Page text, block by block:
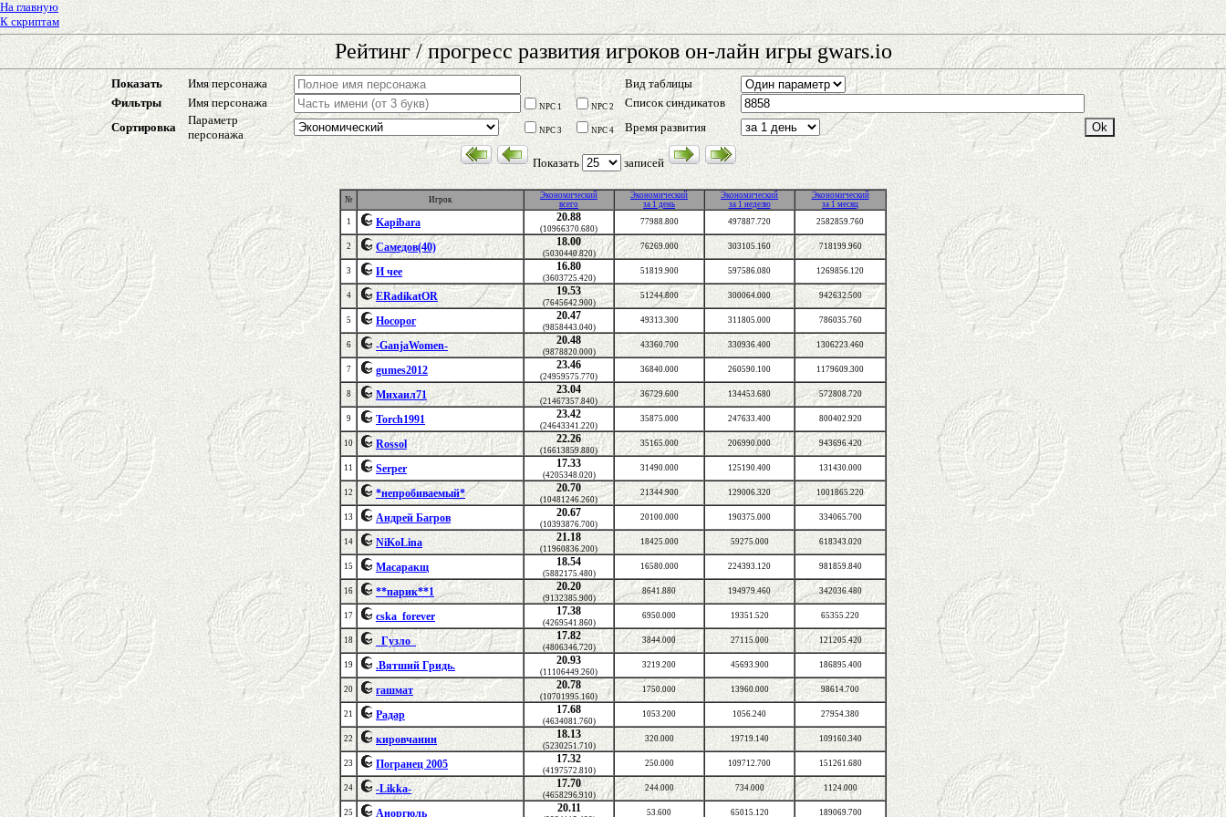
На главную
К скриптам
Рейтинг / прогресс развития игроков он-лайн игры gwars.io
Показать Имя персонажа
Вид таблицы
Фильтры
Имя персонажа NPC 1 NPC 2
Список синдикатов
Сортировка
Параметр
персонажа
NPC 3 NPC 4 Время развития
Показать записей
№ Игрок
Экономический
всего
Экономический
за 1 день
Экономический
за 1 неделю
Экономический
за 1 месяц
1
Kapibara 20.88
(10966370.680)
77988.800 497887.720 2582859.760
2 Самедов(40) 18.00
(5030440.820)
76269.000 303105.160 718199.960
3 И чее 16.80
(3603725.420)
51819.900 597586.080 1269856.120
4 ERadikatOR 19.53
(7645642.900)
51244.800 300064.000 942632.500
5 Носорог 20.47
(9858443.040)
49313.300 311805.000 786035.760
6 -GanjaWomen- 20.48
(9878820.000)
43360.700 330936.400 1306223.460
7 gumes2012 23.46
(24959575.770)
36840.000 260590.100 1179609.300
8 Михаил71 23.04
(21467357.840)
36729.600 134453.680 572808.720
9 Torch1991 23.42
(24643341.220)
35875.000 247633.400 800402.920
10 Rossol 22.26
(16613859.880)
35165.000 206990.000 943696.420
11 Serper 17.33
(4205348.020)
31490.000 125190.400 131430.000
12 *непробиваемый* 20.70
(10481246.260)
21344.900 129006.320 1001865.220
13 Андрей Багров 20.67
(10393876.700)
20100.000 190375.000 334065.700
14 NiKoLina 21.18
(11960836.200)
18425.000 59275.000 618343.020
15 Масаракщ 18.54
(5882175.480)
16580.000 224393.120 981859.840
16 **парик**1 20.20
(9132385.900)
8641.880 194979.460 342036.480
17 cska_forever 17.38
(4269541.860)
6950.000 19351.520 65355.220
18 _Гузло_ 17.82
(4806346.720)
3844.000 27115.000 121205.420
19 .Вятший Гридь. 20.93
(11106449.260)
3219.200 45693.900 186895.400
20 гашмат 20.78
(10701995.160)
1750.000 13960.000 98614.700
21 Радар 17.68
(4634081.760)
1053.200 1056.240 27954.380
22 кировчанин 18.13
(5230251.710)
320.000 19719.140 109160.340
23 Погранец 2005 17.32
(4197572.810)
250.000 109712.700 151261.680
24 -Likka- 17.70
(4658296.910)
244.000 734.000 1124.000
25 Аноргюль 20.11 53.600 65015.120 189069.700